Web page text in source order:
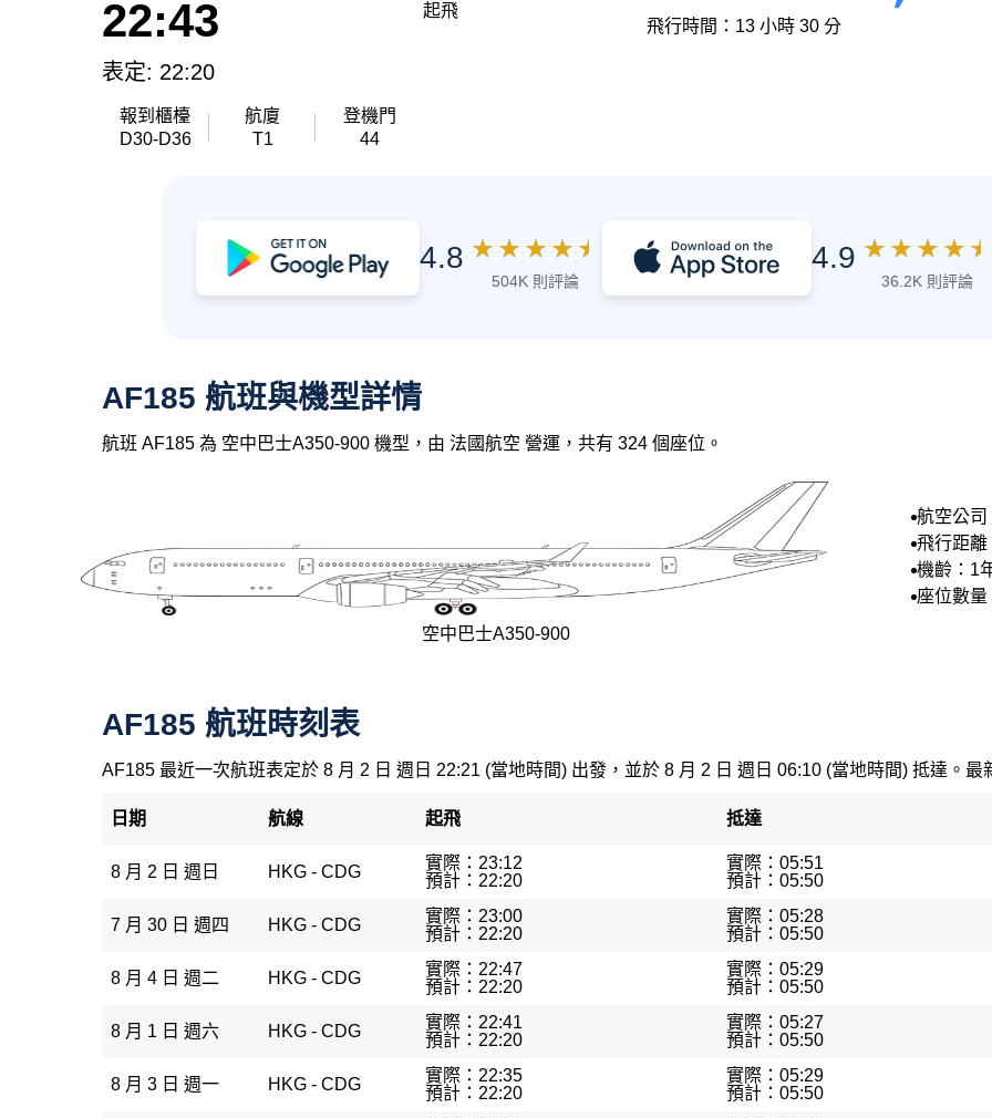
22:43
表定: 22:20
報到櫃檯
D30-D36
航廈
T1
登機門
44
起飛
飛行時間：13 小時 30 分
4.8 ★ ★ ★ ★ ★
504K 則評論
4.9 ★ ★ ★ ★ ★
36.2K 則評論
AF185 航班與機型詳情
航班 AF185 為 空中巴士A350-900 機型，由 法國航空 營運，共有 324 個座位。
空中巴士A350-900
航空公司
空
飛行距離
機齡：1
座位數
AF185 航班時刻表
AF185 最近一次航班表定於 8 月 2 日 週日 22:21 (當地時間) 出發，並於 8 月 2 日 週日 06:10 (當地時間) 抵達。最
日期 航線 起飛 抵達
8 月 2 日 週日 HKG - CDG
實際：23:12
預計：22:20
實際：05:51
預計：05:50
7 月 30 日 週四 HKG - CDG
實際：23:00
預計：22:20
實際：05:28
預計：05:50
8 月 4 日 週二 HKG - CDG
實際：22:47
預計：22:20
實際：05:29
預計：05:50
8 月 1 日 週六 HKG - CDG
實際：22:41
預計：22:20
實際：05:27
預計：05:50
8 月 3 日 週一 HKG - CDG
實際：22:35
預計：22:20
實際：05:29
預計：05:50